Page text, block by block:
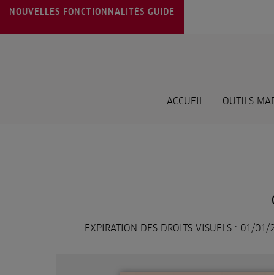
NOUVELLES FONCTIONNALITÉS GUIDE
ACCUEIL OUTILS
EXPIRATION DES DROITS VISUELS : 01/01/